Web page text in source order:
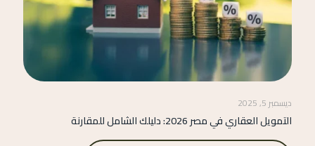
ديسمبر 5, 2025
التمويل العقاري في مصر 2026: دليلك الشامل للمقارنة